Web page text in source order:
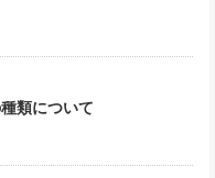
類について